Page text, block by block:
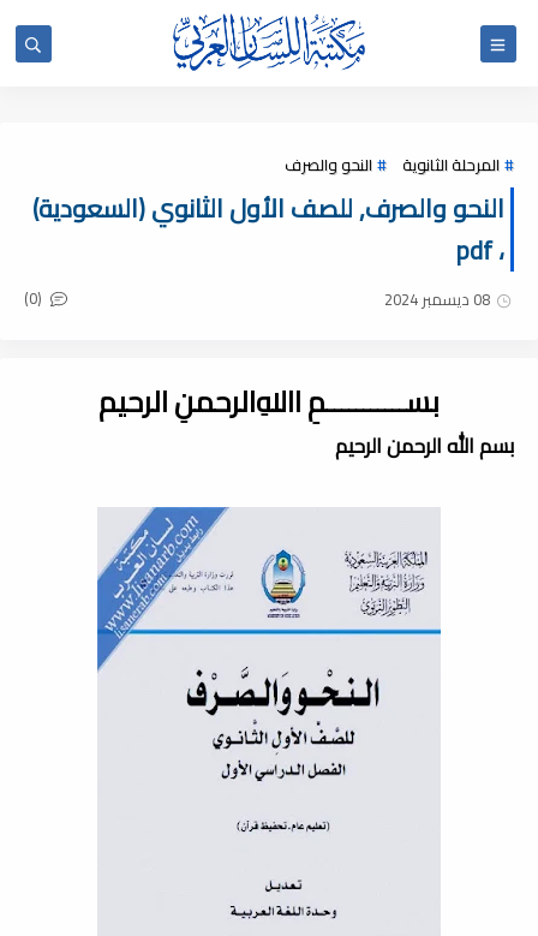
المرحلة الثانوية النحو والصرف
النحو والصرف, للصف الأول الثانوي (السعودية)
، pdf
08 ديسمبر 2024 (0)
بســـــــــــمِ اﷲِالرحمنِ الرحيم
بسم الله الرحمن الرحيم